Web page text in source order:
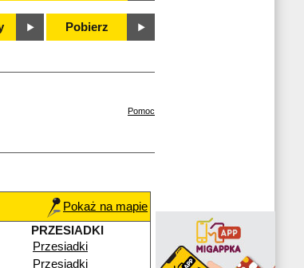
Pobierz
Pomoc
Pokaż na mapie
PRZESIADKI
Przesiadki
Przesiadki